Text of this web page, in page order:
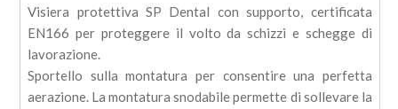
Visiera protettiva SP Dental con supporto, certificata
EN166 per proteggere il volto da schizzi e schegge di
lavorazione.
Sportello sulla montatura per consentire una perfetta
aerazione. La montatura snodabile permette di sollevare la